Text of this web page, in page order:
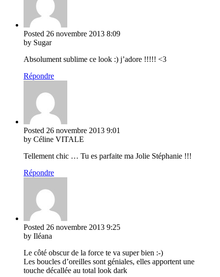
Posted 26 novembre 2013 8:09
by Sugar
Absolument sublime ce look :) j’adore !!!!! <3
Répondre
Posted 26 novembre 2013 9:01
by Céline VITALE
Tellement chic … Tu es parfaite ma Jolie Stéphanie !!!
Répondre
Posted 26 novembre 2013 9:25
by Iléana
Le côté obscur de la force te va super bien :-)
Les boucles d’oreilles sont géniales, elles apportent une
touche décallée au total look dark